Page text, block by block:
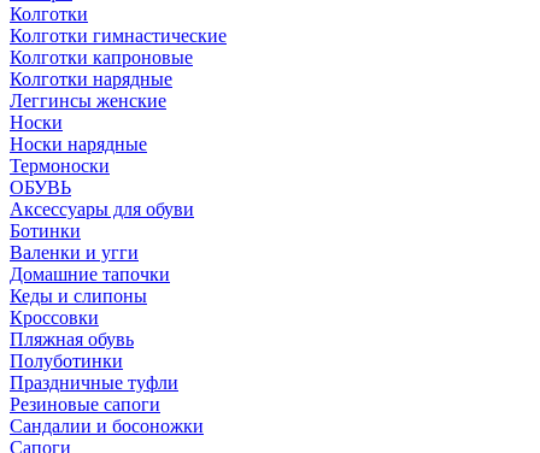
Колготки
Колготки гимнастические
Колготки капроновые
Колготки нарядные
Леггинсы женские
Носки
Носки нарядные
Термоноски
ОБУВЬ
Аксессуары для обуви
Ботинки
Валенки и угги
Домашние тапочки
Кеды и слипоны
Кроссовки
Пляжная обувь
Полуботинки
Праздничные туфли
Резиновые сапоги
Сандалии и босоножки
Сапоги